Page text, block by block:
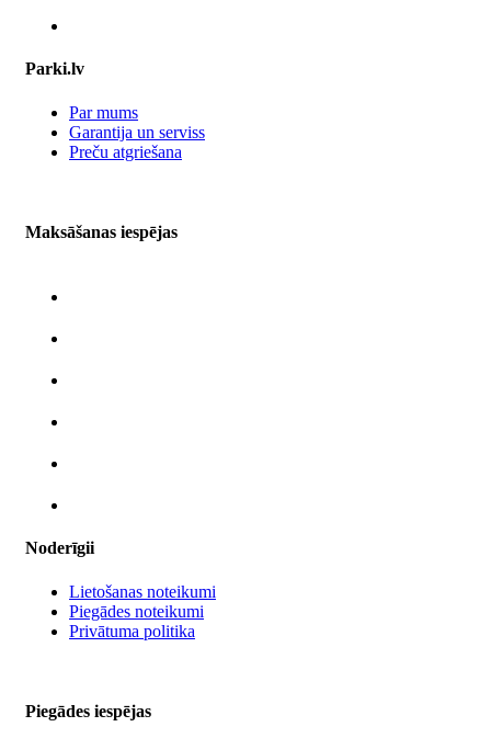
Parki.lv
Par mums
Garantija un serviss
Preču atgriešana
Maksāšanas iespējas
Noderīgii
Lietošanas noteikumi
Piegādes noteikumi
Privātuma politika
Piegādes iespējas